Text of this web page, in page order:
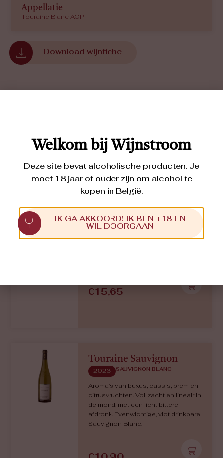
Appellatie
Touraine Blanc AOP
Download wijnfiche
La Jouvencelle
2024
Verrassend frisse, fruitige Chenin
verder witte bloemen, mineralig,
€15,65
Touraine Sauvignon
2023 SAUVIGNON BLANC
Aroma’s van buxus, cassis, brem en
citrusvruchten. Vol, zacht en lineair in
de mond, met een licht bittere
afdronk. Evenwichtige, vlot drinkbare
Sauvignon Blanc.
Welkom bij Wijnstroom
Deze site bevat alcoholische producten. Je
moet 18 jaar of ouder zijn om alcohol te
kopen in België.
IK GA AKKOORD! IK BEN +18 EN
WIL DOORGAAN